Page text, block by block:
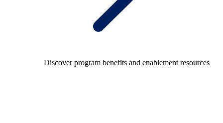
Discover program benefits and enablement resources